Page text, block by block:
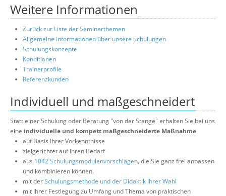
Weitere Informationen
Zurück zur Liste der Seminarthemen
Allgemeine Informationen über unsere Schulungen
Schulungskonzepte
Konditionen
Trainerprofile
Referenzkunden
Individuell und maßgeschneidert
Statt einer Schulung oder Beratung "von der Stange" erhalten Sie bei uns
eine individuelle und kompett maßgeschneiderte Maßnahme
auf Basis Ihrer Vorkenntnisse
zielgerichtet auf Ihren Bedarf
aus 1042 Schulungsmodulenvorschlägen, die Sie ganz frei anpassen
und kombinieren können.
mit derSchulungsmethode und der Didaktik Ihrer Wahl
mit Ihrer Festlegung zu Umfang und Thema von praktischen